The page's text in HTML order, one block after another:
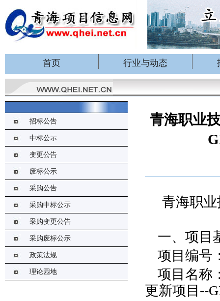
首页 行业与动态
招标公告
中标公示
变更公告
废标公示
采购公告
采购中标公示
采购变更公告
采购废标公示
政策法规
理论园地
青海职业
青海职
一、项目
项目编号
项目名称
更新项目 --